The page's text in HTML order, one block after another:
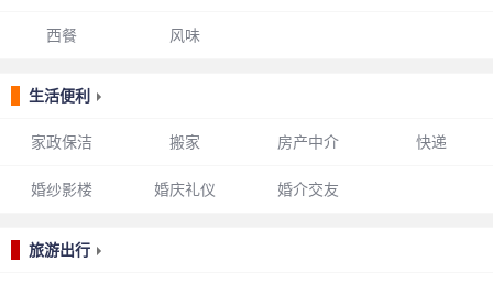
西餐 风味
生活便利
家政保洁 搬家 房产中介 快递
婚纱影楼 婚庆礼仪 婚介交友
旅游出行